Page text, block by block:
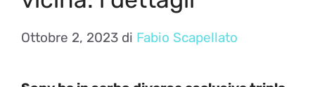
Ottobre 2, 2023 di Fabio Scapellato